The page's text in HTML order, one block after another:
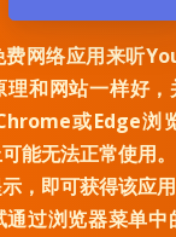
费网络应用来听
理和网站一样好
或Edge浏
能无法正常使用
，即可获得该应
通过浏览器菜单